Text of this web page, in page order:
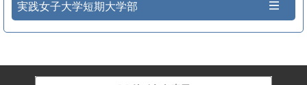
実践女子大学短期大学部